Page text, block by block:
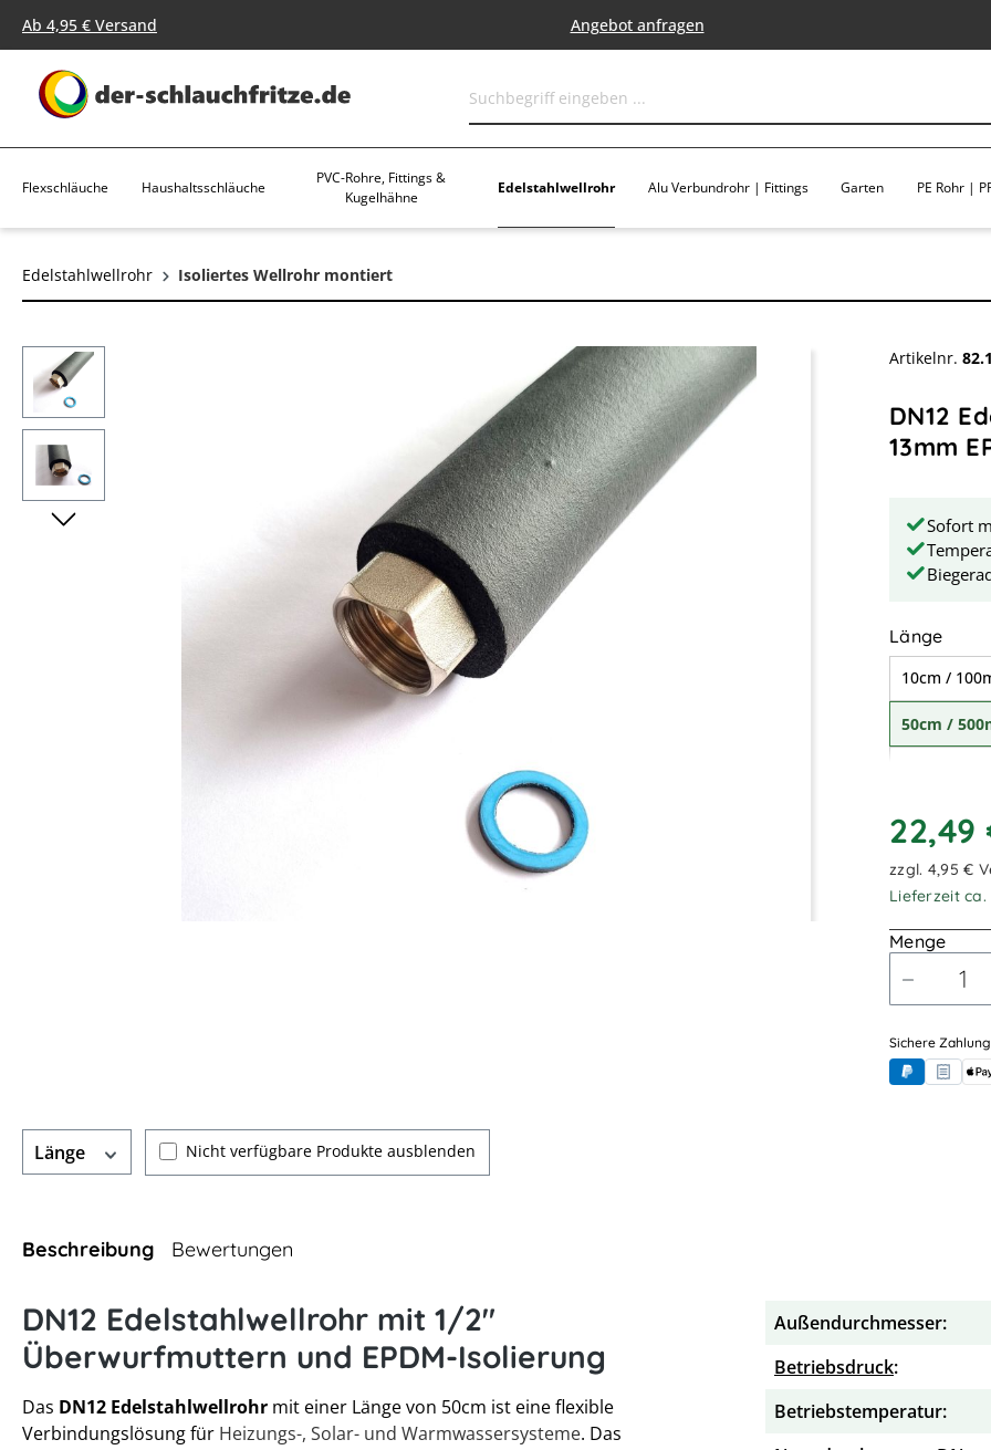
Zur Hauptnavigation springen
Ab 4,95 € Versand Angebot anfragen
Flexschläuche Haushaltsschläuche
PVC-Rohre, Fittings &
Kugelhähne
Edelstahlwellrohr Alu Verbundrohr | Fittings Garten PE Rohr |
Edelstahlwellrohr Isoliertes Wellrohr montiert
Bildergalerie überspringen Artikelnr.
DN12
13mm
Sofort
Länge
10cm /
50cm /
1,70m /
zzgl. 4,95 €
Lieferzeit ca.
Menge
Sichere
PayPal
Länge Nicht verfügbare Produkte ausblenden
Beschreibung Bewertungen
DN12 Edelstahlwellrohr mit 1/2"
Überwurfmuttern und EPDM-Isolierung
Das DN12 Edelstahlwellrohr mit einer Länge von 50cm ist eine flexible
Verbindungslösung für Heizungs-, Solar- und Warmwassersysteme. Das
Außendurchmesser:
Betriebsdruck:
Betriebstemperatur: